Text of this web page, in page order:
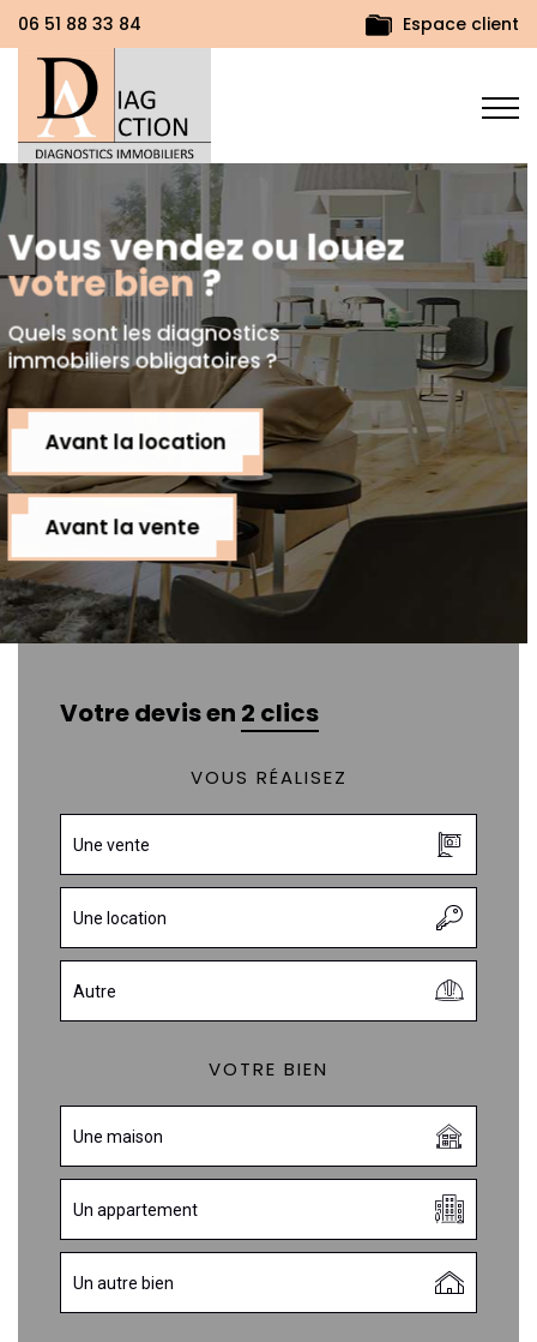
06 51 88 33 84 Espace client
Syndicdecopropriété,
DiagAction réalise vos DTG
et DTA et leur mise à jour.
LE DTG
LE DTA
Votre devis en 2 clics
VOUS RÉALISEZ
Une vente
Une location
Autre
VOTRE BIEN
Une maison
Un appartement
Un autre bien